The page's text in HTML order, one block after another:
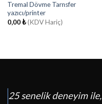
Tremal Dövme Tarnsfer
yazıcı/printer
0,00₺ (KDV Hariç)
25 senelik deneyim